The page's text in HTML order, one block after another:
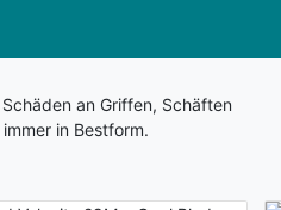
an Griffen, Schäften
in Bestform.